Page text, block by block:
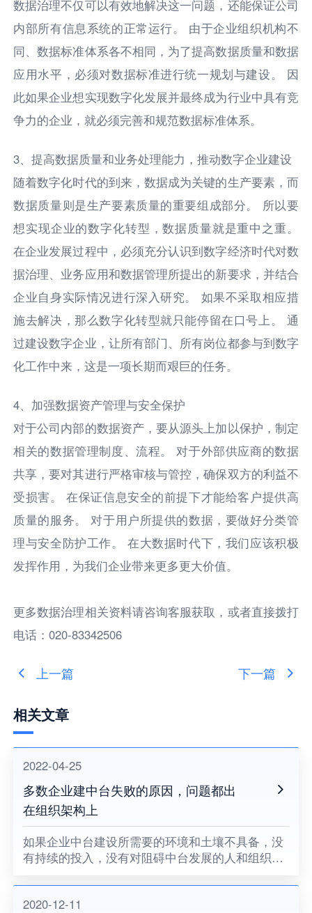
数据治理不仅可以有效地解决这一问题，还能保证公司
内部所有信息系统的正常运行。 由于企业组织机构不
同、数据标准体系各不相同，为了提高数据质量和数据
应用水平，必须对数据标准进行统一规划与建设。 因
此如果企业想实现数字化发展并最终成为行业中具有竞
争力的企业，就必须完善和规范数据标准体系。
3、提高数据质量和业务处理能力，推动数字企业建设
随着数字化时代的到来，数据成为关键的生产要素，而
数据质量则是生产要素质量的重要组成部分。 所以要
想实现企业的数字化转型，数据质量就是重中之重。
在企业发展过程中，必须充分认识到数字经济时代对数
据治理、业务应用和数据管理所提出的新要求，并结合
企业自身实际情况进行深入研究。 如果不采取相应措
施去解决，那么数字化转型就只能停留在口号上。 通
过建设数字企业，让所有部门、所有岗位都参与到数字
化工作中来，这是一项长期而艰巨的任务。
4、加强数据资产管理与安全保护
对于公司内部的数据资产，要从源头上加以保护，制定
相关的数据管理制度、流程。 对于外部供应商的数据
共享，要对其进行严格审核与管控，确保双方的利益不
受损害。 在保证信息安全的前提下才能给客户提供高
质量的服务。 对于用户所提供的数据，要做好分类管
理与安全防护工作。 在大数据时代下，我们应该积极
发挥作用，为我们企业带来更多更大价值。
更多数据治理相关资料请咨询客服获取，或者直接拨打
电话：020-83342506
上一篇 下一篇
相关文章
2022-04-25
多数企业建中台失败的原因，问题都出
在组织架构上
如果企业中台建设所需要的环境和土壤不具备，没
有持续的投入，没有对阻碍中台发展的人和组织提
业中台将很难健康地成长。
2020-12-11